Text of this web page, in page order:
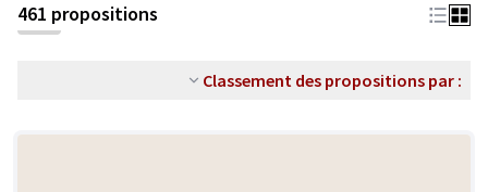
461 propositions
Classement des propositions par :